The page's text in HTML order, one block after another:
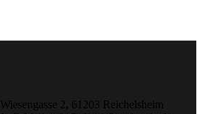
Wiesengasse 2, 61203 Reichelsheim